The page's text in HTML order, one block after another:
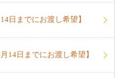
日までにお渡し希望】
14日までにお渡し希望】